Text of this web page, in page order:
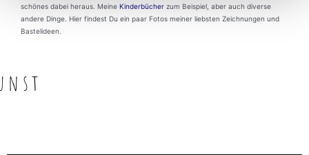
schönes dabei heraus. Meine Kinderbücher zum Beispiel, aber auch diverse
andere Dinge. Hier findest Du ein paar Fotos meiner liebsten Zeichnungen und
Bastelideen.